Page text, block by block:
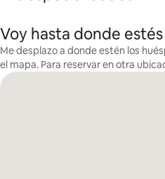
Voy hasta donde estés
Me desplazo a donde estén los
el mapa. Para reservar en otra